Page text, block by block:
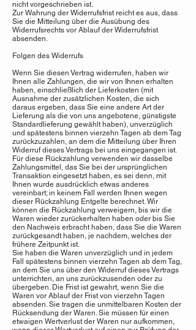
nicht vorgeschrieben ist.
Zur Wahrung der Widerrufsfrist reicht es aus, dass
Sie die Mitteilung über die Ausübung des
Widerrufsrechts vor Ablauf der Widerrufsfrist
absenden.
Folgen des Widerrufs
Wenn Sie diesen Vertrag widerrufen, haben wir
Ihnen alle Zahlungen, die wir von Ihnen erhalten
haben, einschließlich der Lieferkosten (mit
Ausnahme der zusätzlichen Kosten, die sich
daraus ergeben, dass Sie eine andere Art der
Lieferung als die von uns angebotene, günstigste
Standardlieferung gewählt haben), unverzüglich
und spätestens binnen vierzehn Tagen ab dem Tag
zurückzuzahlen, an dem die Mitteilung über Ihren
Widerruf dieses Vertrags bei uns eingegangen ist.
Für diese Rückzahlung verwenden wir dasselbe
Zahlungsmittel, das Sie bei der ursprünglichen
Transaktion eingesetzt haben, es sei denn, mit
Ihnen wurde ausdrücklich etwas anderes
vereinbart; in keinem Fall werden Ihnen wegen
dieser Rückzahlung Entgelte berechnet. Wir
können die Rückzahlung verweigern, bis wir die
Waren wieder zurückerhalten haben oder bis Sie
den Nachweis erbracht haben, dass Sie die Waren
zurückgesandt haben, je nachdem, welches der
frühere Zeitpunkt ist.
Sie haben die Waren unverzüglich und in jedem
Fall spätestens binnen vierzehn Tagen ab dem Tag,
an dem Sie uns über den Widerruf dieses Vertrags
unterrichten, an uns zurückzusenden oder zu
übergeben. Die Frist ist gewahrt, wenn Sie die
Waren vor Ablauf der Frist von vierzehn Tagen
absenden. Sie tragen die unmittelbaren Kosten der
Rücksendung der Waren. Sie müssen für einen
etwaigen Wertverlust der Waren nur aufkommen,